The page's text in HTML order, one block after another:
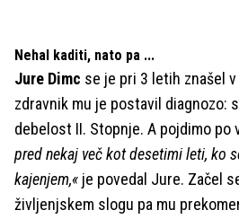
Nehal kaditi, nato pa ...
Jure Dimc se je pri 3 letih znašel
zdravnik mu je postavil diagnozo:
debelost II. Stopnje. A pojdimo po
pred nekaj več kot desetimi leti, ko
kajenjem,« je povedal Jure. Začel
življenjskem slogu pa mu